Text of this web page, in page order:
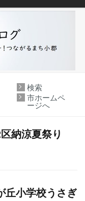
検索
市ホームペ
ージへ
納涼夏祭り
丘小学校うさぎ